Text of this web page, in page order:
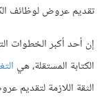
تقديم عروض لوظائف
إن أحد أكبر الخطوات
الكتابة المستقلة، هي
الثقة اللازمة لتقديم